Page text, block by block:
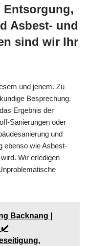
Entsorgung,
Asbest- und
sind wir Ihr
und jenem. Zu
Besprechung.
Ergebnis der
Sanierungen oder
und
ebenso wie Asbest-
Wir erledigen
Backnang |
✔️